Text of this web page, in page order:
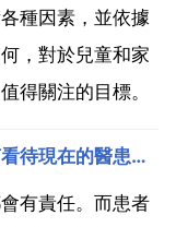
種因素，並依據
，對於兒童和家
得關注的目標。
如何看待現在社會的醫患問題，如何看待現在的醫患關係以及該如何解決
有責任。而患者